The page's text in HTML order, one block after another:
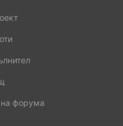
на форума